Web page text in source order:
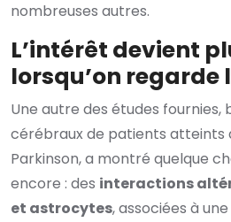
nombreuses autres.
L’intérêt devient
lorsqu’on
Une autre des études fournies,
cérébraux de patients atteints
Parkinson, a montré quelque
encore : des interactions
et astrocytes, associées à une